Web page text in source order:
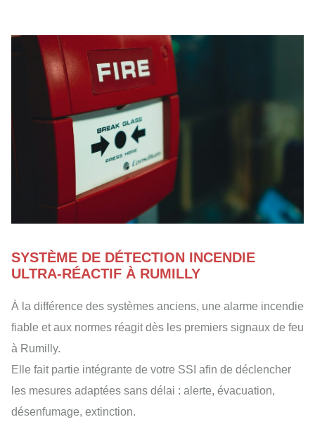
SYSTÈME DE DÉTECTION INCENDIE
ULTRA-RÉACTIF À RUMILLY
À la différence des systèmes anciens, une alarme incendie
fiable et aux normes réagit dès les premiers signaux de feu
à Rumilly.
Elle fait partie intégrante de votre SSI afin de déclencher
les mesures adaptées sans délai : alerte, évacuation,
désenfumage, extinction.